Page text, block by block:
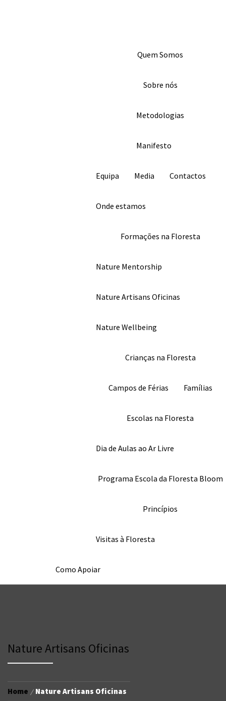
Quem Somos
Sobre nós
Metodologias
Manifesto
Equipa Media Contactos
Onde estamos
Formações na Floresta
Nature Mentorship
Nature Artisans Oficinas
Nature Wellbeing
Crianças na Floresta
Campos de Férias Famílias
Escolas na Floresta
Dia de Aulas ao Ar Livre
Programa Escola da Floresta Bloom
Princípios
Visitas à Floresta
Como Apoiar
Nature Artisans Oficinas
Home Nature Artisans Oficinas